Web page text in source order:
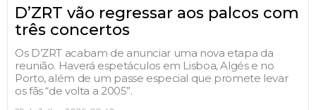
D’ZRT vão regressar aos palcos com
três concertos
Os D’ZRT acabam de anunciar uma nova etapa da
reunião. Haverá espetáculos em Lisboa, Algés e no
Porto, além de um passe especial que promete levar
os fãs “de volta a 2005”.